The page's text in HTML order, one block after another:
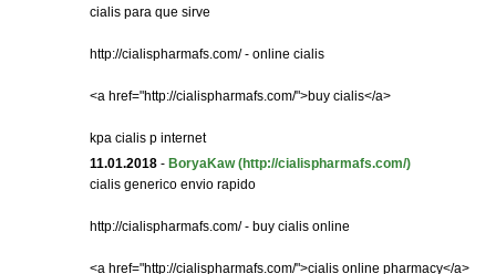
cialis para que sirve
http://cialispharmafs.com/ - online cialis
<a href="http://cialispharmafs.com/">buy cialis</a>
kpa cialis p internet
11.01.2018 - BoryaKaw (http://cialispharmafs.com/)
cialis generico envio rapido
http://cialispharmafs.com/ - buy cialis online
<a href="http://cialispharmafs.com/">cialis online pharmacy</a>